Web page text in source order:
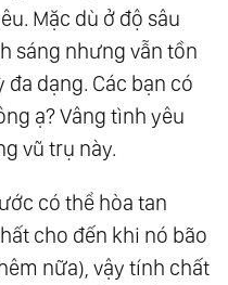
Không Thể Yêu
Giây
Mặc dù ở độ sâu
sáng nhưng vẫn tồn
dạng. Các bạn có
ạ? Vâng tình yêu
vũ trụ này.
có thể hòa tan
cho đến khi nó bão
nữa), vậy tính chất